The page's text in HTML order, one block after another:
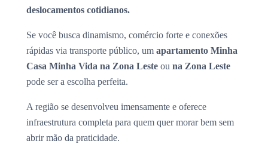
deslocamentos cotidianos.
Se você busca dinamismo, comércio forte e conexões
rápidas via transporte público, um apartamento Minha
Casa Minha Vida na Zona Leste ou na Zona Leste
pode ser a escolha perfeita.
A região se desenvolveu imensamente e oferece
infraestrutura completa para quem quer morar bem sem
abrir mão da praticidade.